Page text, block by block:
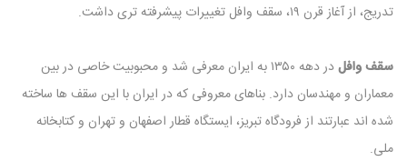
تدریج، از آغاز قرن ۱۹، سقف وافل تغییرات پیشرفته تری داشت.
سقف وافل
در دهه ۱۳۵۰ به ایران معرفی شد و محبوبیت خاصی در بین
معماران و مهندسان دارد. بناهای معروفی که در ایران با این سقف ها ساخته
شده اند عبارتند از فرودگاه تبریز، ایستگاه قطار اصفهان و تهران و کتابخانه
ملی.